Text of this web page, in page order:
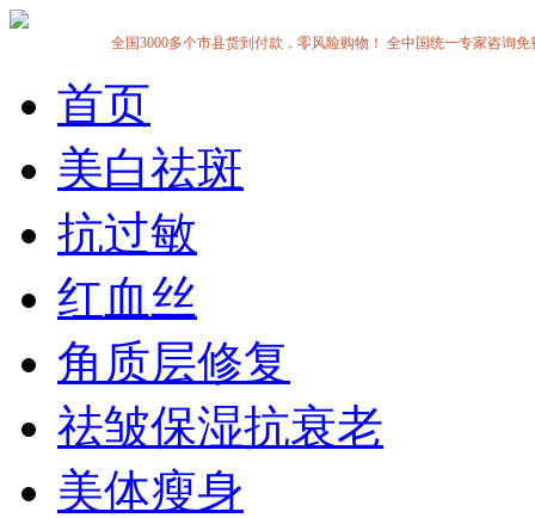
全国3000多个市县货到付款，零风险购物！ 全中国统一专家咨询免
首页
美白祛斑
抗过敏
红血丝
角质层修复
祛皱保湿抗衰老
美体瘦身